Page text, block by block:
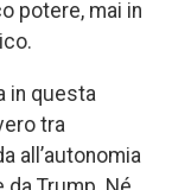
potere, mai in
in questa
tra
all’autonomia